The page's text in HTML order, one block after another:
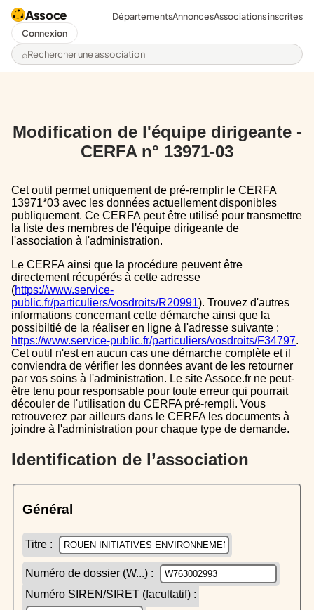
Assoce
Rechercher une association
DépartementsAnnoncesAssociations inscrites
Connexion
Modification de l'équipe dirigeante -
CERFA n° 13971-03
Cet outil permet uniquement de pré-remplir le CERFA
13971*03 avec les données actuellement disponibles
publiquement. Ce CERFA peut être utilisé pour transmettre
la liste des membres de l'équipe dirigeante de
l'association à l'administration.
Le CERFA ainsi que la procédure peuvent être
directement récupérés à cette adresse
(https://www.service-
public.fr/particuliers/vosdroits/R20991). Trouvez d'autres
informations concernant cette démarche ainsi que la
possibiltié de la réaliser en ligne à l'adresse suivante :
https://www.service-public.fr/particuliers/vosdroits/F34797.
Cet outil n'est en aucun cas une démarche complète et il
conviendra de vérifier les données avant de les retourner
par vos soins à l'administration. Le site Assoce.fr ne peut-
être tenu pour responsable pour toute erreur qui pourrait
découler de l'utilisation du CERFA pré-rempli. Vous
retrouverez par ailleurs dans le CERFA les documents à
joindre à l'administration pour chaque type de demande.
Identification de l’association
Général
Titre :
Numéro de dossier (W...) :
Numéro SIREN/SIRET (facultatif) :